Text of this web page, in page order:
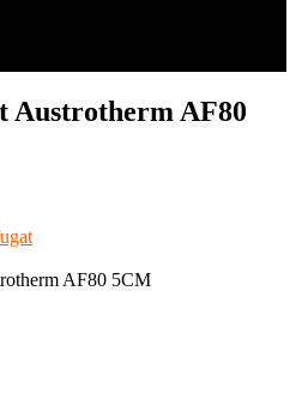
Austrotherm AF80
AF80 5CM